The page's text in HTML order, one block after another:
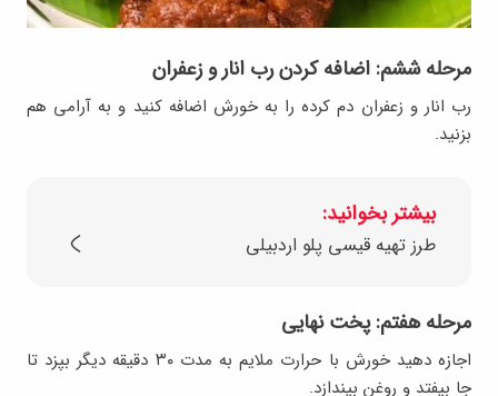
مرحله ششم: اضافه کردن رب انار و زعفران
رب انار و زعفران دم کرده را به خورش اضافه کنید و به آرامی هم
بزنید.
بیشتر بخوانید:
طرز تهیه قیسی پلو اردبیلی
مرحله هفتم: پخت نهایی
اجازه دهید خورش با حرارت ملایم به مدت ۳۰ دقیقه دیگر بپزد تا
جا بیفتد و روغن بیندازد.